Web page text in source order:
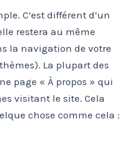
C’est différent d’un
restera au même
la navigation de votre
La plupart des
page « À propos » qui
visitant le site. Cela
chose comme cela :